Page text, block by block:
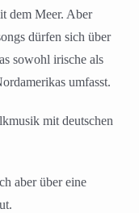
dem Meer. Aber
dürfen sich über
sowohl irische als
umfasst.
mit deutschen
aber über eine